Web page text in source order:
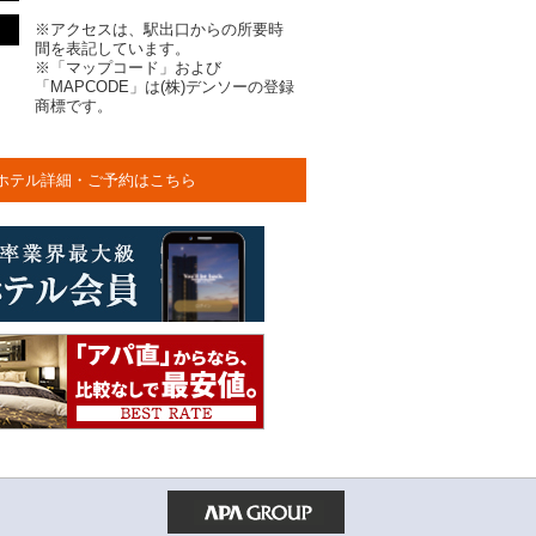
※アクセスは、駅出口からの所要時
間を表記しています。
※「マップコード」および
「MAPCODE」は(株)デンソーの登録
商標です。
テル詳細・ご予約はこちら